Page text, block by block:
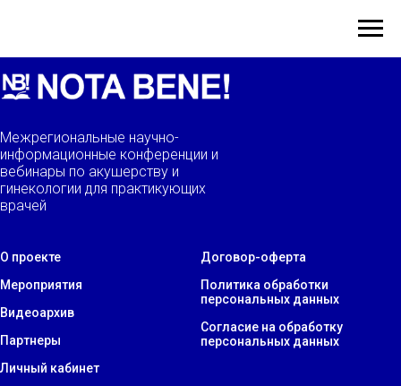
Межрегиональные научно-
информационные конференции и
вебинары по акушерству и
гинекологии для практикующих
врачей
О проекте
Мероприятия
Видеоархив
Партнеры
Личный кабинет
Договор-оферта
Политика обработки
персональных данных
Согласие на обработку
персональных данных